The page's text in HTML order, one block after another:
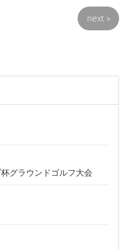
next »
グラウンドゴルフ大会